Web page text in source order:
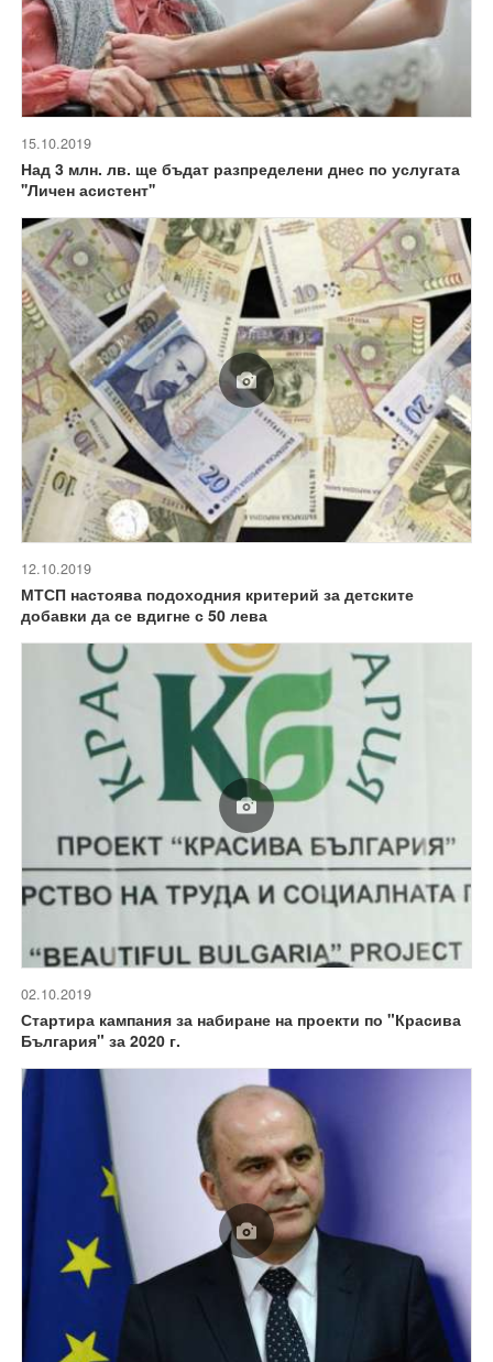
15.10.2019
Над 3 млн. лв. ще бъдат разпределени днес по услугата
''Личен асистент''
12.10.2019
МТСП настоява подоходния критерий за детските
добавки да се вдигне с 50 лева
02.10.2019
Стартира кампания за набиране на проекти по "Красива
България" за 2020 г.